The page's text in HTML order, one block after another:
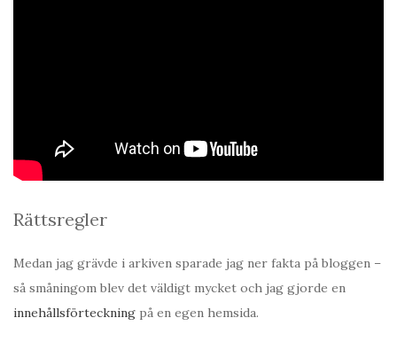
Rättsregler
Medan jag grävde i arkiven sparade jag ner fakta på bloggen –
så småningom blev det väldigt mycket och jag gjorde en
innehållsförteckning på en egen hemsida.